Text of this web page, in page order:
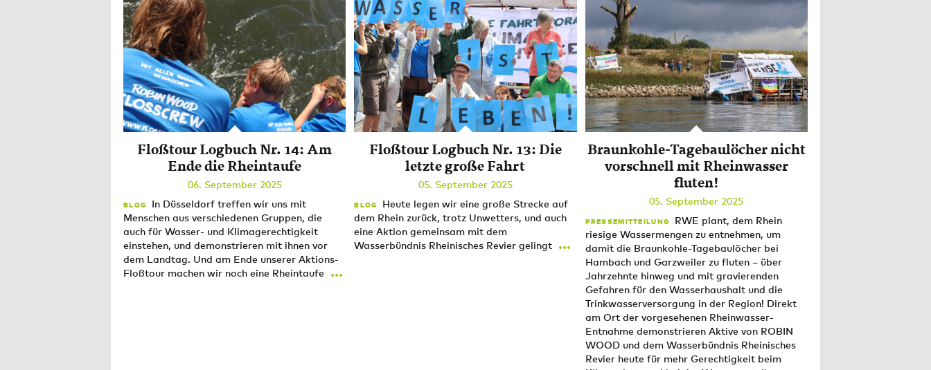
Floßtour Logbuch Nr. 14: Am
Ende die Rheintaufe
06. September 2025
BLOG
In Düsseldorf treffen wir uns mit
Menschen aus verschiedenen Gruppen, die
auch für Wasser- und Klimagerechtigkeit
einstehen, und demonstrieren mit ihnen vor
dem Landtag. Und am Ende unserer Aktions-
Floßtour machen wir noch eine Rheintaufe ...
Floßtour Logbuch Nr. 13: Die
letzte große Fahrt
05. September 2025
BLOG
Heute legen wir eine große Strecke auf
dem Rhein zurück, trotz Unwetters, und auch
eine Aktion gemeinsam mit dem
Wasserbündnis Rheinisches Revier gelingt ...
Braunkohle-Tagebaulöcher nicht
vorschnell mit Rheinwasser
fluten!
05. September 2025
PRESSEMITTEILUNG
RWE plant, dem Rhein
riesige Wassermengen zu entnehmen, um
damit die Braunkohle-Tagebaulöcher bei
Hambach und Garzweiler zu fluten – über
Jahrzehnte hinweg und mit gravierenden
Gefahren für den Wasserhaushalt und die
Trinkwasserversorgung in der Region! Direkt
am Ort der vorgesehenen Rheinwasser-
Entnahme demonstrieren Aktive von ROBIN
WOOD und dem Wasserbündnis Rheinisches
Revier heute für mehr Gerechtigkeit beim